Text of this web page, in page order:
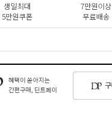
생일최대
5만원쿠폰
7만원이상
무료배송